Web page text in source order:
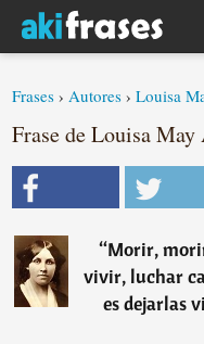
Frases ›Autores ›Louisa
Frase de Louisa
“Morir,
vivir, luchar
es dejarlas